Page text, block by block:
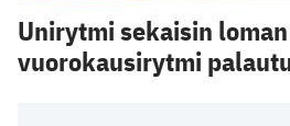
Unirytmi sekaisin
vuorokausirytmi